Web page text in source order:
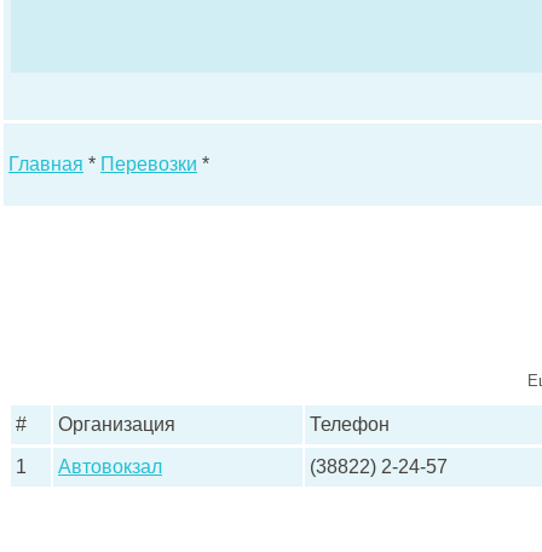
Главная * Перевозки *
# Организация Телефон
1 Автовокзал (38822) 2-24-57